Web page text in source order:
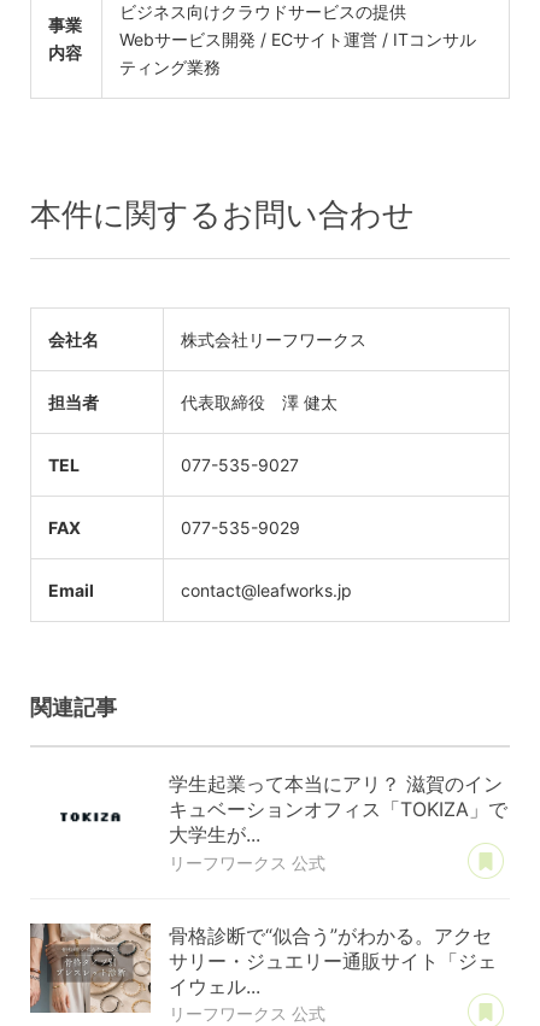
事業
内容
ビジネス向けクラウドサービスの提供
Webサービス開発 / ECサイト運営 / ITコンサル
ティング業務
本件に関するお問い合わせ
会社名 株式会社リーフワークス
担当者 代表取締役 澤 健太
TEL 077-535-9027
FAX 077-535-9029
Email contact@leafworks.jp
関連記事
学生起業って本当にアリ？ 滋賀のイン
キュベーションオフィス「TOKIZA」で
大学生が...
リーフワークス 公式
骨格診断で“似合う”がわかる。アクセ
サリー・ジュエリー通販サイト「ジェ
イウェル...
リーフワークス 公式